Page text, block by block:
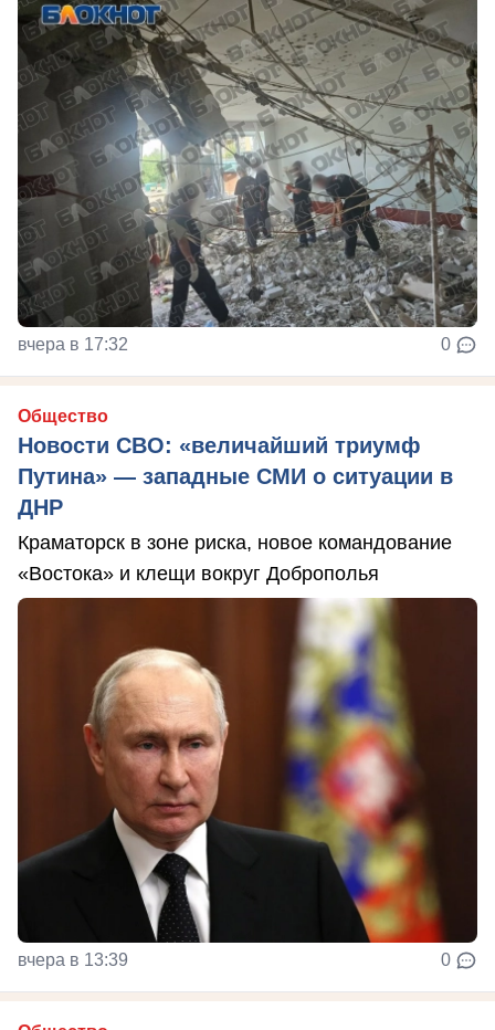
вчера в 17:32 0
Общество
Новости СВО: «величайший триумф
Путина» — западные СМИ о ситуации в
ДНР
Краматорск в зоне риска, новое командование
«Востока» и клещи вокруг Доброполья
вчера в 13:39 0